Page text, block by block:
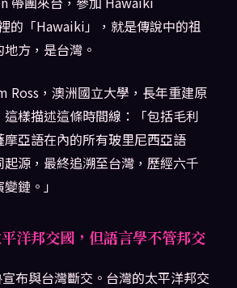
的「Hawaiki」，就是傳說中的祖
方，是台灣。
Ross，澳洲國立大學，長年重建原
樣描述這條時間線：「包括毛利
亞語在內的所有玻里尼西亞語
源，最終追溯至台灣，歷經六千
鏈。」
洋邦交國，但語言學不管邦交
布與台灣斷交。台灣的太平洋邦交